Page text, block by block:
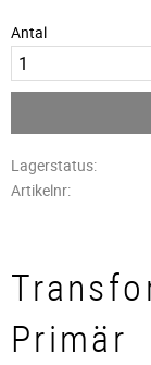
Antal
Lagerstatus
Artikelnr
Primär